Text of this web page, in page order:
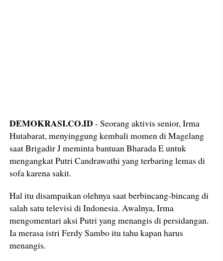
DEMOKRASI.CO.ID - Seorang aktivis senior, Irma
Hutabarat, menyinggung kembali momen di Magelang
saat Brigadir J meminta bantuan Bharada E untuk
mengangkat Putri Candrawathi yang terbaring lemas di
sofa karena sakit.
Hal itu disampaikan olehnya saat berbincang-bincang di
salah satu televisi di Indonesia. Awalnya, Irma
mengomentari aksi Putri yang menangis di persidangan.
Ia merasa istri Ferdy Sambo itu tahu kapan harus
menangis.